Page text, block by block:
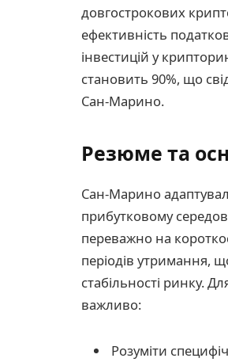
довгострокових
ефективність
інвестицій у
становить 90%, що
Сан-Марино.
Резюме та
Сан-Марино
прибутковому
переважно на
періодів утримання,
стабільності ринку.
важливо:
Розуміти